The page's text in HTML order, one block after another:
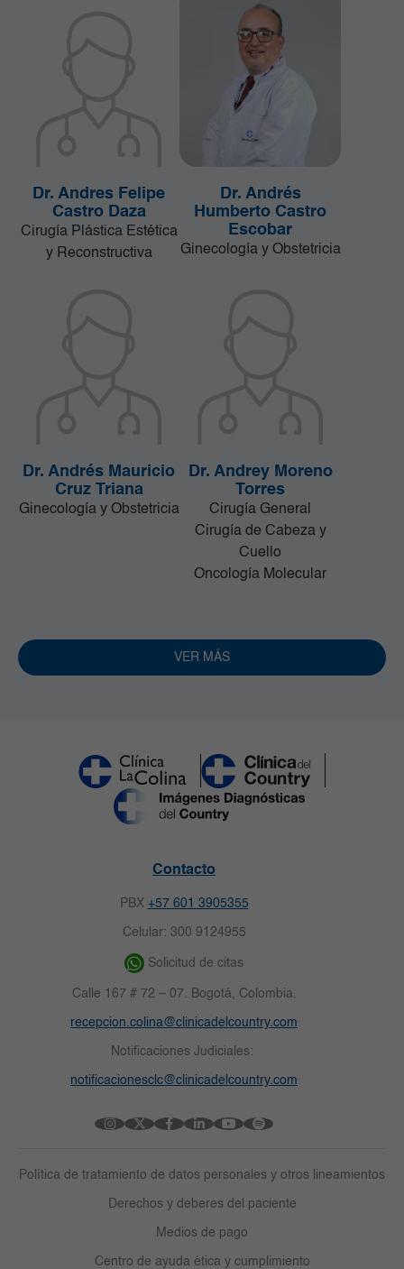
Dr. Andres Felipe
Castro Daza
Cirugía Plástica Estética
y Reconstructiva
Dr. Andrés
Humberto Castro
Escobar
Ginecología y Obstetricia
Dr. Andrés Mauricio
Cruz Triana
Ginecología y Obstetricia
Dr. Andrey Moreno
Torres
Cirugía General
Cirugía de Cabeza y
Cuello
Oncología Molecular
VER MÁS
Contacto
PBX +57 601 3905355
Celular: 300 9124955
Solicitud de citas
Calle 167 # 72 – 07. Bogotá, Colombia.
recepcion.colina@clinicadelcountry.com
Notificaciones Judiciales:
notificacionesclc@clinicadelcountry.com
Política de tratamiento de datos personales y otros lineamientos
Derechos y deberes del paciente
Medios de pago
Centro de ayuda ética y cumplimiento